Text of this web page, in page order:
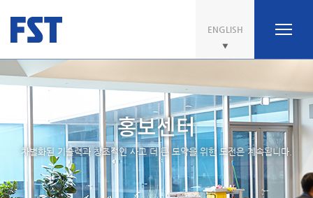
ENGLISH
홍보센터
차별화된 기술력과 창조적인 사고 더 큰 도약을 위한 도전은 계속됩니다.